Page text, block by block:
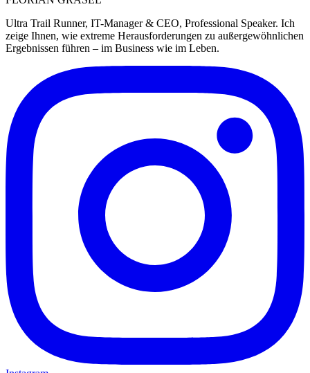
Ultra Trail Runner, IT-Manager & CEO, Professional Speaker. Ich
zeige Ihnen, wie extreme Herausforderungen zu außergewöhnlichen
Ergebnissen führen – im Business wie im Leben.